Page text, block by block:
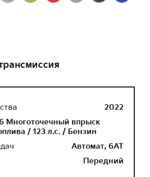
2022
Многоточечный впрыск
/ 123 л.с. / Бензин
Автомат, 6AT
Передний